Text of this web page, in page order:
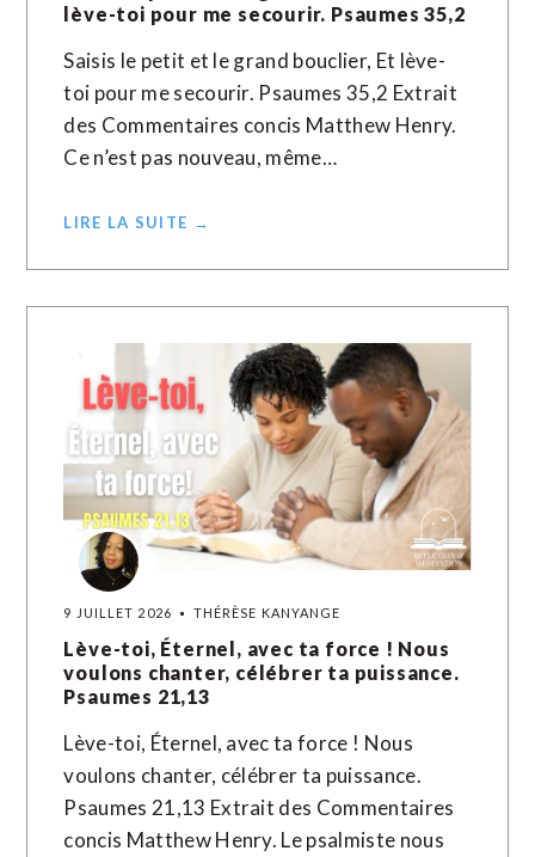
lève-toi pour me secourir. Psaumes 35,2
Saisis le petit et le grand bouclier, Et lève-
toi pour me secourir. Psaumes 35,2 Extrait
des Commentaires concis Matthew Henry.
Ce n’est pas nouveau, même…
LIRE LA SUITE →
9 JUILLET 2026 THÉRÈSE KANYANGE
Lève-toi, Éternel, avec ta force ! Nous
voulons chanter, célébrer ta puissance.
Psaumes 21,13
Lève-toi, Éternel, avec ta force ! Nous
voulons chanter, célébrer ta puissance.
Psaumes 21,13 Extrait des Commentaires
concis Matthew Henry. Le psalmiste nous